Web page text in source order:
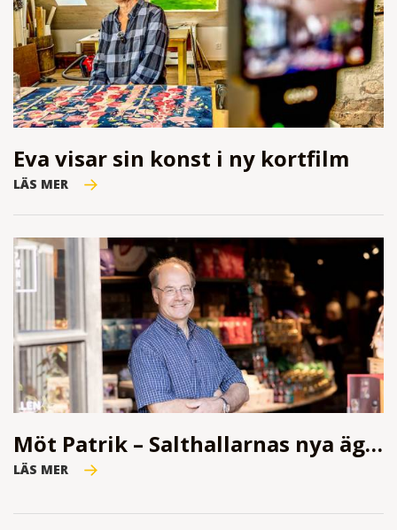
Eva visar sin konst i ny kortfilm
LÄS MER
Möt Patrik – Salthallarnas nya ägare
LÄS MER